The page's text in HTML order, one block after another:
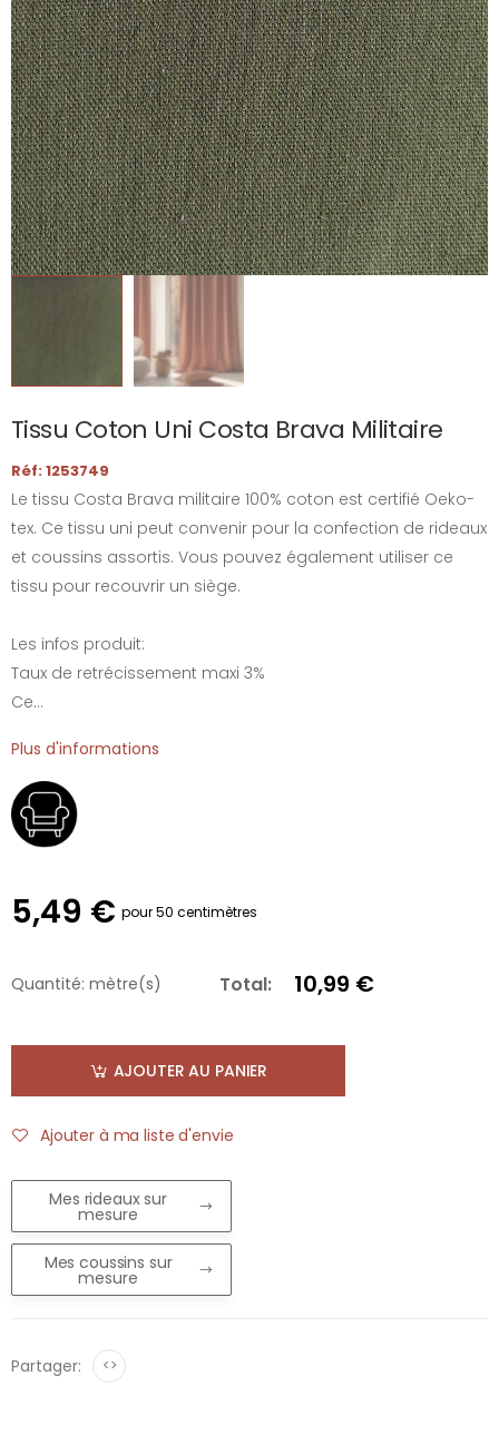
Tissu Coton Uni Costa Brava Militaire
Réf: 1253749
Le tissu Costa Brava militaire 100% coton est certifié Oeko-
tex. Ce tissu uni peut convenir pour la confection de rideaux
et coussins assortis. Vous pouvez également utiliser ce
tissu pour recouvrir un siège.
Les infos produit:
Taux de retrécissement maxi 3%
Ce...
Plus d'informations
5,49 € pour 50 centimètres
Quantité: mètre(s) Total: 10,99 €
AJOUTER AU PANIER
Ajouter à ma liste d'envie
Mes rideaux sur
mesure
Mes coussins sur
mesure
Partager: <>